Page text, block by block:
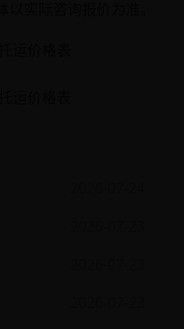
实际咨询报价为准。
运价格表
运价格表